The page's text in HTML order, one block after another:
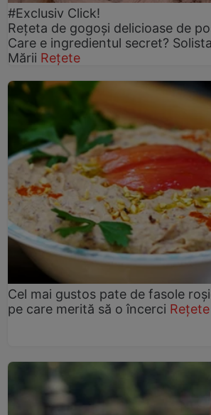
#Exclusiv Click!
Rețeta de gogoşi delicioase de
Care e ingredientul secret?
Mării Rețete
Cel mai gustos pate de fasole
pe care merită să o încerci Rețete